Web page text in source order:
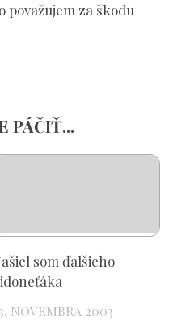
považujem za škodu
PÁČIŤ...
som ďalšieho
NOVEMBRA 2003